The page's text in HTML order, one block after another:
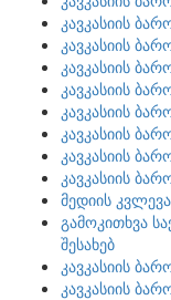
კავკასიის
კავკასიის
კავკასიის
კავკასიის
კავკასიის
კავკასიის
კავკასიის
კავკასიის
მედიის
გამოკითხვა
შესახებ
კავკასიის
კავკასიის